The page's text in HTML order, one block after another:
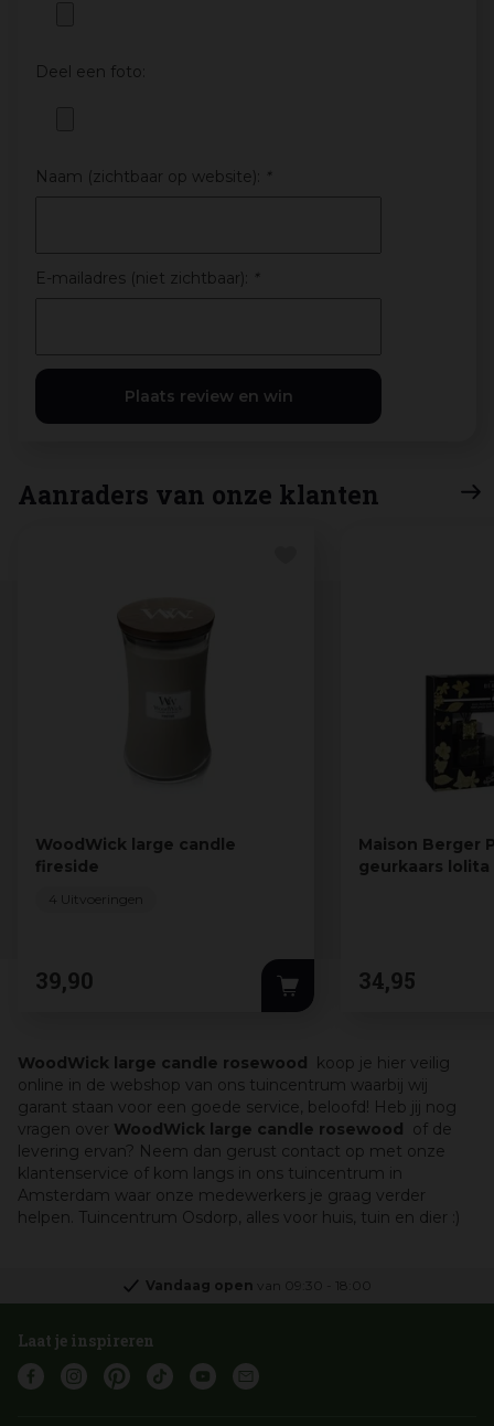
Deel een foto:
Naam (zichtbaar op website): *
E-mailadres (niet zichtbaar): *
Aanraders van onze klanten
WoodWick large candle
fireside
39,90
4 Uitvoeringen
Maison Berger
geurkaars
34,95
WoodWick large candle rosewood koop je hier veilig
online in de webshop van ons tuincentrum waarbij wij
garant staan voor een goede service, beloofd! Heb jij nog
vragen over WoodWick large candle rosewood of de
levering ervan? Neem dan gerust contact op met onze
klantenservice of kom langs in ons tuincentrum in
Amsterdam waar onze medewerkers je graag verder
helpen. Tuincentrum Osdorp, alles voor huis, tuin en dier :)
Vandaag open van 09:30 18:00
Laat je inspireren